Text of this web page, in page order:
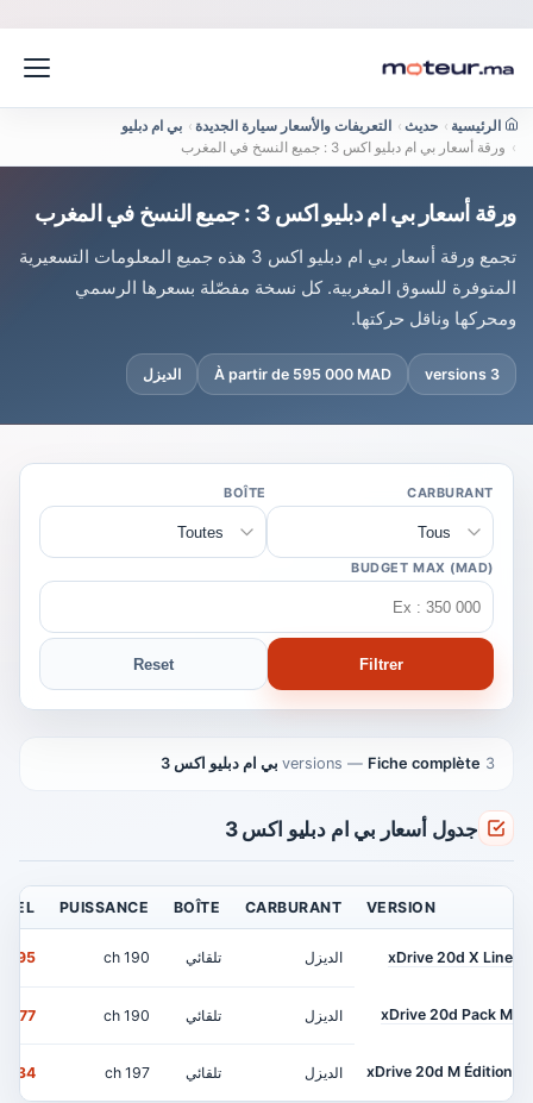
الرئيسية › حديث › التعريفات والأسعار سيارة الجديدة › بي ام دبليو
› ورقة أسعار بي ام دبليو اكس 3 : جميع النسخ في المغرب
ورقة أسعار بي ام دبليو اكس 3 : جميع النسخ في المغرب
تجمع ورقة أسعار بي ام دبليو اكس 3 هذه جميع المعلومات التسعيرية
المتوفرة للسوق المغربية. كل نسخة مفصّلة بسعرها الرسمي
ومحركها وناقل حركتها.
3 versions
À partir de 595 000 MAD الديزل
CARBURANT
BOÎTE
BUDGET MAX (MAD)
Filtrer
Reset
3 versions
— Fiche complète بي ام دبليو اكس 3
جدول أسعار بي ام دبليو اكس 3
VERSION
CARBURANT
BOÎTE
PUISSANCE
xDrive 20d X Line الديزل تلقائي 190 ch
595 000 MAD
xDrive 20d Pack M الديزل تلقائي 190 ch
677 000 MAD
xDrive 20d M Édition الديزل تلقائي 197 ch
734 600 MAD